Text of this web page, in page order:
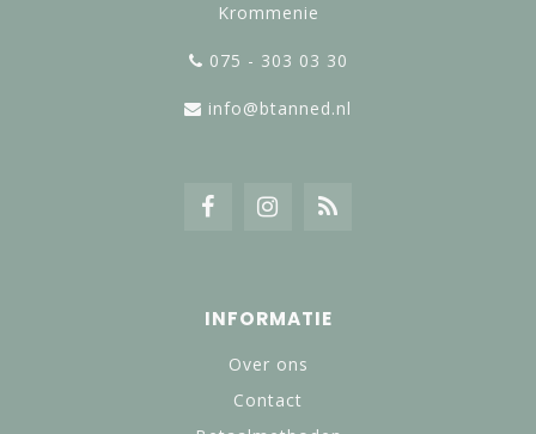
Krommenie
075 - 303 03 30
info@btanned.nl
INFORMATIE
Over ons
Contact